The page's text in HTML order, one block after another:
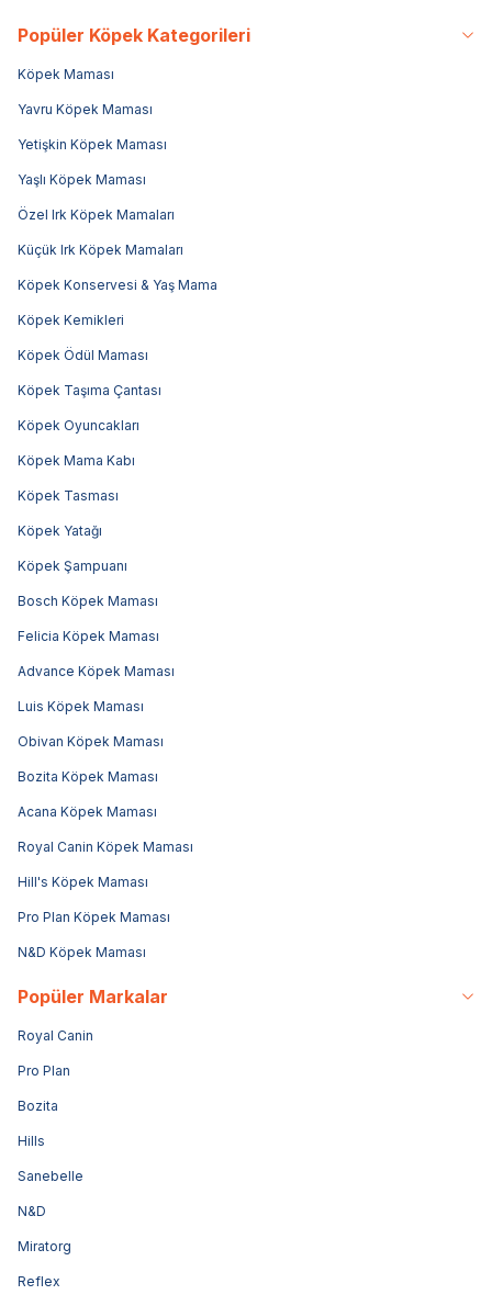
Popüler Köpek Kategorileri
Köpek Maması
Yavru Köpek Maması
Yetişkin Köpek Maması
Yaşlı Köpek Maması
Özel Irk Köpek Mamaları
Küçük Irk Köpek Mamaları
Köpek Konservesi & Yaş Mama
Köpek Kemikleri
Köpek Ödül Maması
Köpek Taşıma Çantası
Köpek Oyuncakları
Köpek Mama Kabı
Köpek Tasması
Köpek Yatağı
Köpek Şampuanı
Bosch Köpek Maması
Felicia Köpek Maması
Advance Köpek Maması
Luis Köpek Maması
Obivan Köpek Maması
Bozita Köpek Maması
Acana Köpek Maması
Royal Canin Köpek Maması
Hill's Köpek Maması
Pro Plan Köpek Maması
N&D Köpek Maması
Popüler Markalar
Royal Canin
Pro Plan
Bozita
Hills
Sanebelle
N&D
Miratorg
Reflex